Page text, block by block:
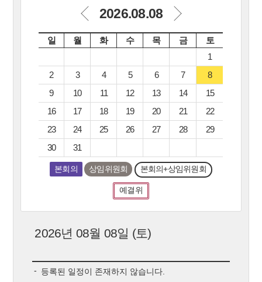
2026.08.08
일 월 화 수 목 금
토
1
2
3 4 5 6 7
8
9
10 11 12 13 14
15
16
17 18 19 20 21
22
23
24 25 26 27 28
29
30
31
본회의 상임위원회 본회의+상임위원회
예결위
2026년 08월 08일 (토)
등록된 일정이 존재하지 않습니다.